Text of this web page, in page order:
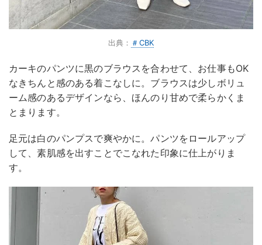
出典： ＃CBK
カーキのパンツに黒のブラウスを合わせて、お仕事もOK
なきちんと感のある着こなしに。ブラウスは少しボリュ
ーム感のあるデザインなら、ほんのり甘めで柔らかくま
とまります。
足元は白のパンプスで爽やかに。パンツをロールアップ
して、素肌感を出すことでこなれた印象に仕上がりま
す。